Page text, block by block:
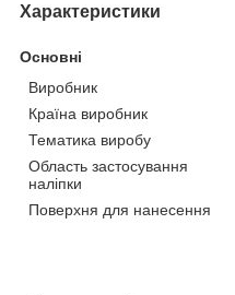
Характеристики
Основні
Виробник
Країна виробник
Тематика виробу
Область застосування
наліпки
Поверхня для нанесення